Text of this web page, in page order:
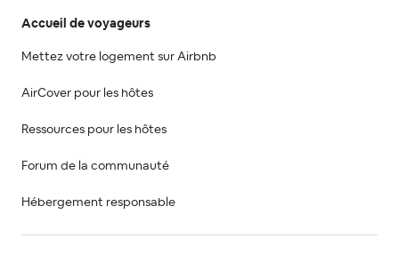
Accueil de voyageurs
Mettez votre logement sur Airbnb
AirCover pour les hôtes
Ressources pour les hôtes
Forum de la communauté
Hébergement responsable